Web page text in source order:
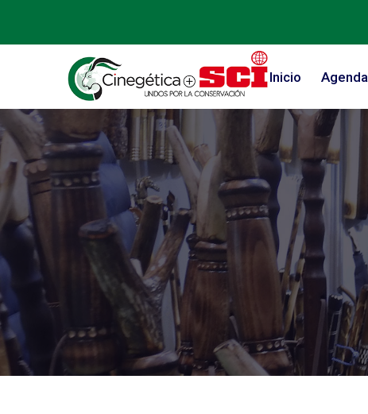
Inicio Agenda